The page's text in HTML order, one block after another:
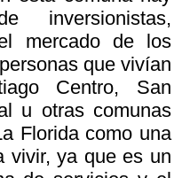
inversionistas,
mercado de los
que vivían
Centro, San
u otras comunas
Florida como una
vivir, ya que es un